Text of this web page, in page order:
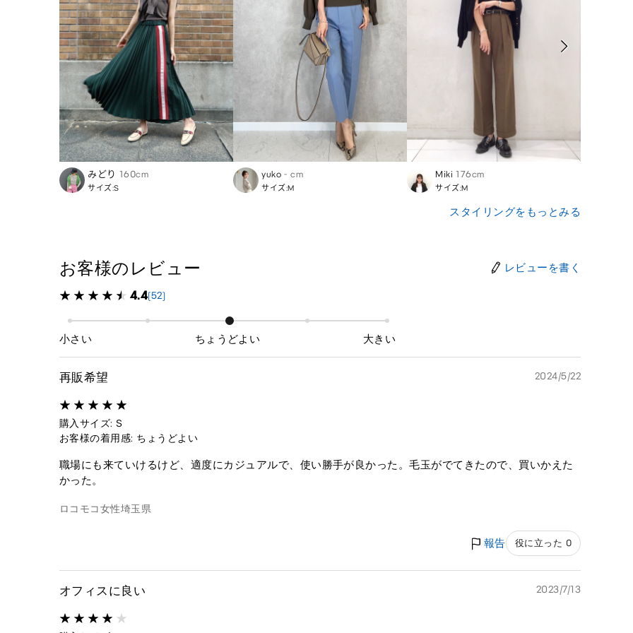
みどり 160cm
サイズ:S
yuko - cm
サイズ:M
Miki 176cm
サイズ:M
スタイリングをもっとみる
お客様のレビュー レビューを書く
4.4(52)
小さい ちょうどよい 大きい
再販希望 2024/5/22
購入サイズ: S
お客様の着用感: ちょうどよい
職場にも来ていけるけど、適度にカジュアルで、使い勝手が良かった。毛玉がでてきたので、買いかえた
かった。
ロコモコ女性埼玉県
報告 役に立った 0
オフィスに良い 2023/7/13